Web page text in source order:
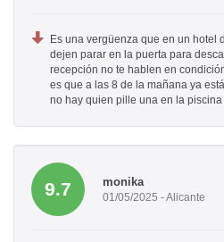
Es una vergüenza que en un hotel
dejen parar en la puerta para
recepción no te hablen en
es que a las 8 de la mañana ya
no hay quien pille una en la piscina
9.7 monika
01/05/2025 - Alicante